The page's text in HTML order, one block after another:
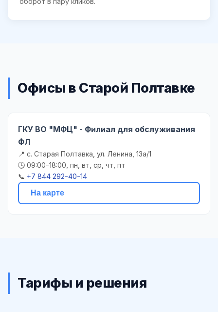
Офисы в Старой Полтавке
ГКУ ВО "МФЦ" - Филиал для обслуживания
ФЛ
📍 с. Старая Полтавка, ул. Ленина, 13а/1
🕒 09:00-18:00, пн, вт, ср, чт, пт
📞 +7 844 292-40-14
На карте
Тарифы и решения